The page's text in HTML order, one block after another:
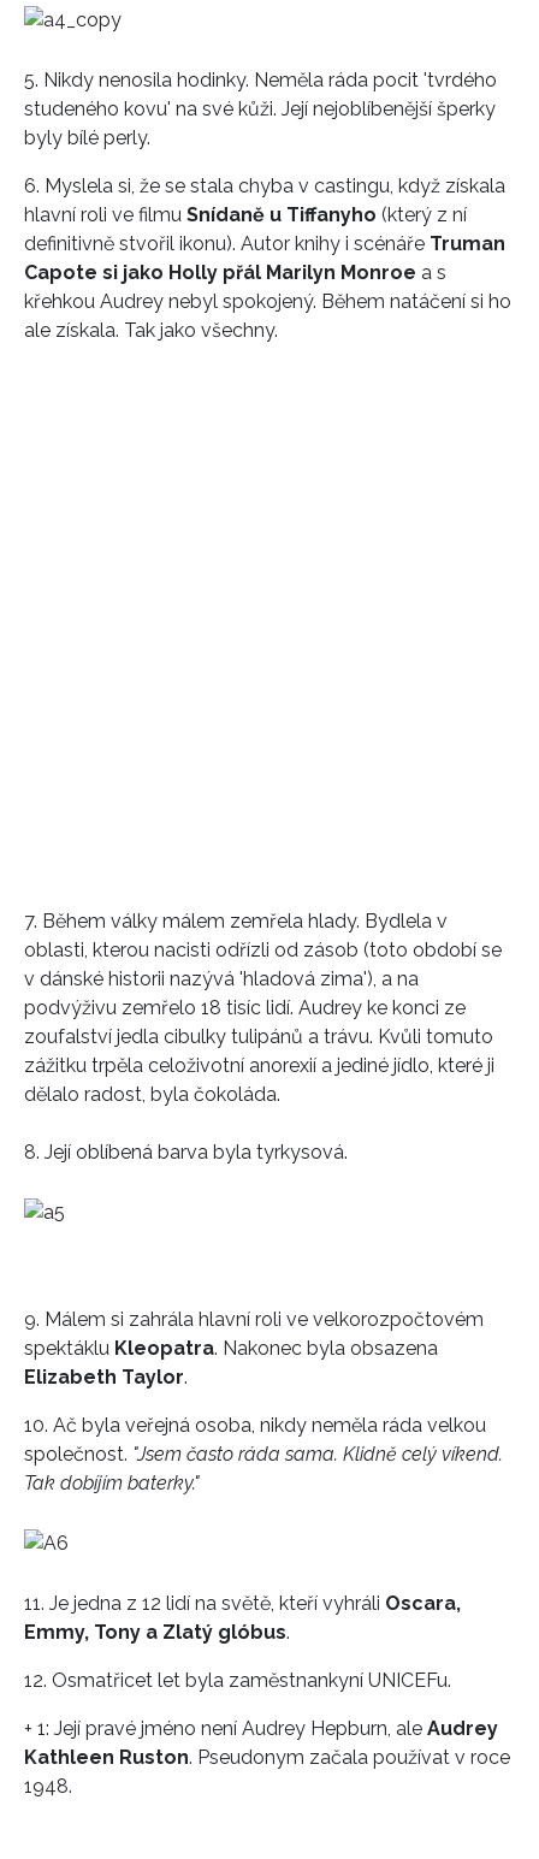
INFORMACE
5. Nikdy nenosila hodinky. Neměla ráda pocit 'tvrdého
studeného kovu' na své kůži. Její nejoblíbenější šperky
byly bílé perly.
6. Myslela si, že se stala chyba v castingu, když získala
hlavní roli ve filmu Snídaně u Tiffanyho (který z ní
definitivně stvořil ikonu). Autor knihy i scénáře Truman
Capote si jako Holly přál Marilyn Monroe a s
křehkou Audrey nebyl spokojený. Během natáčení si ho
ale získala. Tak jako všechny.
7. Během války málem zemřela hlady. Bydlela v
oblasti, kterou nacisti odřízli od zásob (toto období se
v dánské historii nazývá 'hladová zima'), a na
podvýživu zemřelo 18 tisíc lidí. Audrey ke konci ze
zoufalství jedla cibulky tulipánů a trávu. Kvůli tomuto
zážitku trpěla celoživotní anorexií a jediné jídlo, které ji
dělalo radost, byla čokoláda.
8. Její oblíbená barva byla tyrkysová.
9. Málem si zahrála hlavní roli ve velkorozpočtovém
spektáklu Kleopatra. Nakonec byla obsazena
Elizabeth Taylor.
10. Ač byla veřejná osoba, nikdy neměla ráda velkou
společnost. "Jsem často ráda sama. Klidně celý víkend.
Tak dobíjím baterky."
11. Je jedna z 12 lidí na světě, kteří vyhráli Oscara,
Emmy, Tony a Zlatý glóbus.
12. Osmatřicet let byla zaměstnankyní UNICEFu.
+ 1: Její pravé jméno není Audrey Hepburn, ale Audrey
Kathleen Ruston. Pseudonym začala používat v roce
1948.